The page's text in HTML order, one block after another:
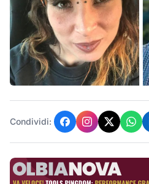
Condividi: